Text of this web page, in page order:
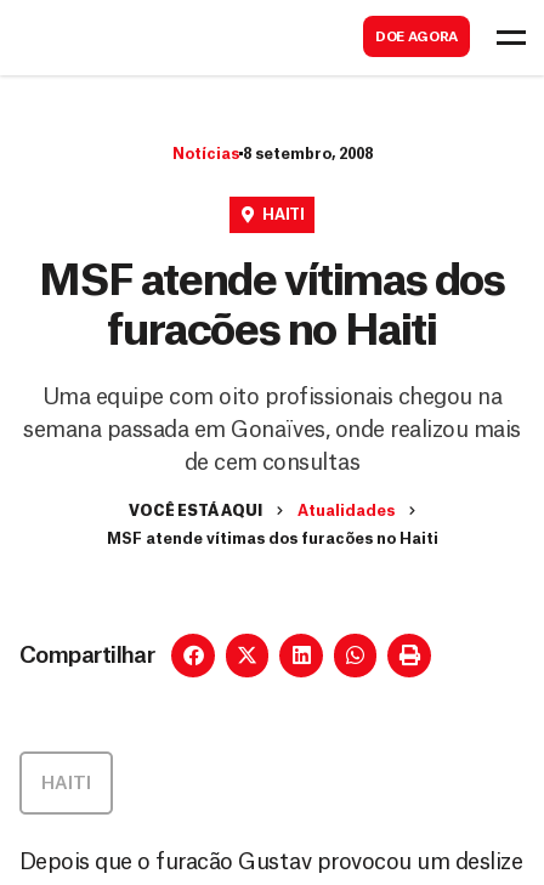
DOE AGORA
Notícias 8 setembro, 2008
HAITI
MSF atende vítimas dos
furacões no Haiti
Uma equipe com oito profissionais chegou na
semana passada em Gonaïves, onde realizou mais
de cem consultas
VOCÊ ESTÁ AQUI
Atualidades
MSF atende vítimas dos furacões no Haiti
Compartilhar
HAITI
Depois que o furacão Gustav provocou um deslize
a
r